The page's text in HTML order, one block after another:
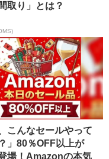
取り」とは？
こんなセールやって
」80％OFF以上が
場！Amazonの本気